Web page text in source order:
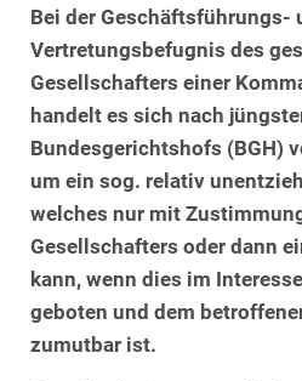
Bei der Geschäftsführungs-
Vertretungsbefugnis des
Gesellschafters einer
handelt es sich nach
Bundesgerichtshofs (BGH)
um ein sog. relativ
welches nur mit
Gesellschafters oder dann
kann, wenn dies im
geboten und dem
zumutbar ist.